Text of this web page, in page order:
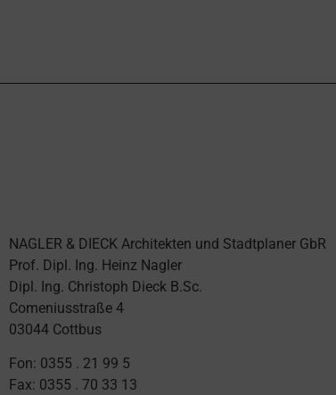
NAGLER & DIECK Architekten und Stadtplaner GbR
Prof. Dipl. Ing. Heinz Nagler
Dipl. Ing. Christoph Dieck B.Sc.
Comeniusstraße 4
03044 Cottbus
Fon: 0355 . 21 99 5
Fax: 0355 . 70 33 13